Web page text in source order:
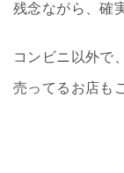
残念ながら、確
コンビニ以外で
売ってるお店も